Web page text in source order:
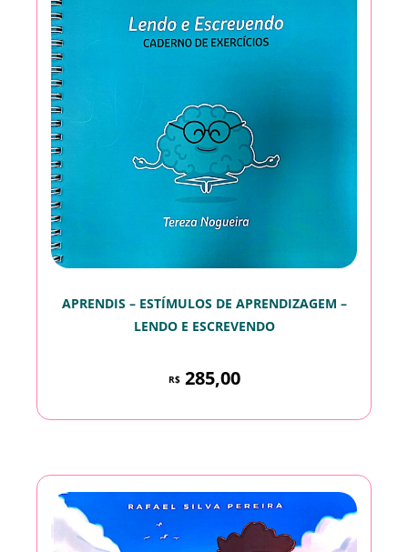
APRENDIS – ESTÍMULOS DE APRENDIZAGEM –
LENDO E ESCREVENDO
R$285,00